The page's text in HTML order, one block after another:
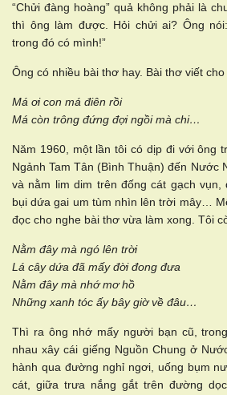
“Chửi đàng hoàng” quả không phải là
thì ông làm được. Hỏi chửi ai? Ông
trong đó có mình!”
Ông có nhiều bài thơ hay. Bài thơ viết
Má ơi con má điên rồi
Má còn trông đứng đợi ngồi mà chi…
Năm 1960, một lần tôi có dịp đi với ông
Ngảnh Tam Tân (Bình Thuận) đến Nước
và nằm lim dim trên đống cát gạch
bụi dứa gai um tùm nhìn lên trời mây…
đọc cho nghe bài thơ vừa làm xong. Tôi
Nằm đây mà ngó lên trời
Lá cây dứa đã mấy đời đong đưa
Nằm đây mà nhớ mơ hồ
Những xanh tóc ấy bây giờ về đâu…
Thì ra ông nhớ mấy người bạn cũ,
nhau xây cái giếng Nguồn Chung ở
hành qua đường nghỉ ngơi, uống bụm
cát, giữa trưa nắng gắt trên đường